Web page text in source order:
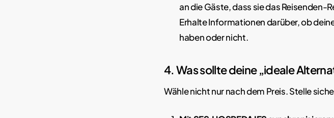
an die Gäste, dass sie das
Erhalte Informationen darüber, ob
haben oder nicht.
4. Was sollte deine „ideale
Wähle nicht nur nach dem Preis. Stelle